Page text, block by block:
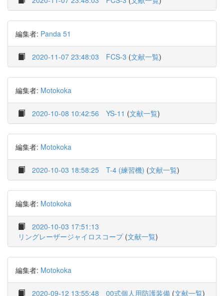
編集者: Panda 51
2020-11-07 23:48:03 FCS-3 (文献一覧)
編集者: Motokoka
2020-10-08 10:42:56 YS-11 (文献一覧)
編集者: Motokoka
2020-10-03 18:58:25 T-4 (練習機) (文献一覧)
編集者: Motokoka
2020-10-03 17:51:13
リングレーザージャイロスコープ(文献一覧)
編集者: Motokoka
2020-09-12 13:55:48 00式個人用防護装備 (文献一覧)